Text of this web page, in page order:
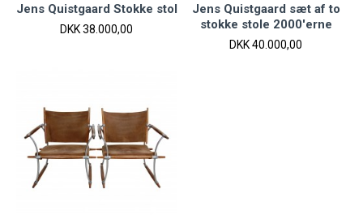
Jens Quistgaard Stokke stol
DKK 38.000,00
Jens Quistgaard sæt af to
stokke stole 2000'erne
DKK 40.000,00